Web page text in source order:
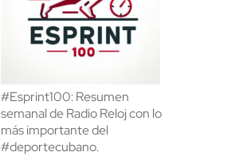
#Esprint100: Resumen
semanal de Radio Reloj con lo
más importante del
#deportecubano.